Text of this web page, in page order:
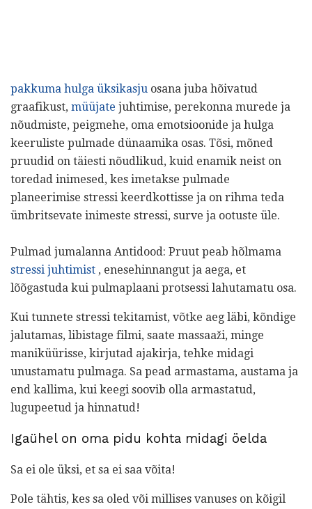
pakkuma hulga üksikasju osana juba hõivatud
graafikust, müüjate juhtimise, perekonna murede ja
nõudmiste, peigmehe, oma emotsioonide ja hulga
keeruliste pulmade dünaamika osas. Tõsi, mõned
pruudid on täiesti nõudlikud, kuid enamik neist on
toredad inimesed, kes imetakse pulmade
planeerimise stressi keerdkottisse ja on rihma teda
ümbritsevate inimeste stressi, surve ja ootuste üle.
Pulmad jumalanna Antidood: Pruut peab hõlmama
stressi juhtimist , enesehinnangut ja aega, et
lõõgastuda kui pulmaplaani protsessi lahutamatu osa.
Kui tunnete stressi tekitamist, võtke aeg läbi, kõndige
jalutamas, libistage filmi, saate massaaži, minge
maniküürisse, kirjutad ajakirja, tehke midagi
unustamatu pulmaga. Sa pead armastama, austama ja
end kallima, kui keegi soovib olla armastatud,
lugupeetud ja hinnatud!
Igaühel on oma pidu kohta midagi öelda
Sa ei ole üksi, et sa ei saa võita!
Pole tähtis, kes sa oled või millises vanuses on kõigil